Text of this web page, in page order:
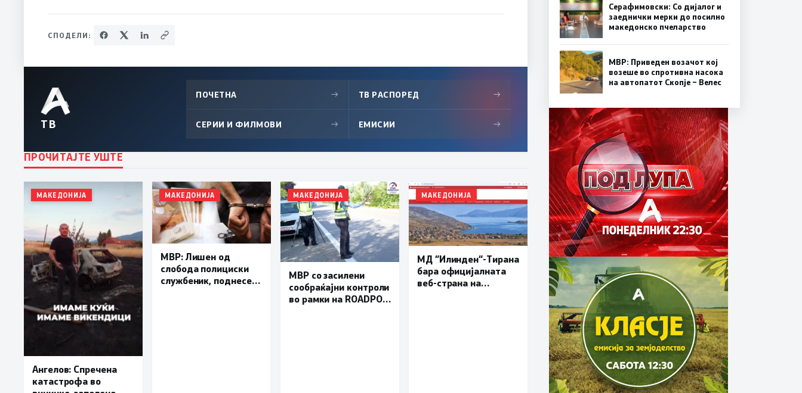
СПОДЕЛИ:
ТВ
ПОЧЕТНА → ТВ РАСПОРЕД →
СЕРИИ И ФИЛМОВИ → ЕМИСИИ →
ПРОЧИТАЈТЕ УШТЕ
МАКЕДОНИЈА
Ангелов: Спречена
катастрофа во
МАКЕДОНИЈА
МВР: Лишен од
слобода полициски
службеник, поднесена
МАКЕДОНИЈА
МВР со засилени
сообраќајни контроли
во рамки на ROADPOL:
МАКЕДОНИЈА
МД “Илинден“-Тирана
бара официјалната
веб-страна на
Серафимовски: Со дијалог и
заеднички мерки до посилно
македонско пчеларство
МВР: Приведен возачот кој
возеше во спротивна насока
на автопатот Скопје – Велес